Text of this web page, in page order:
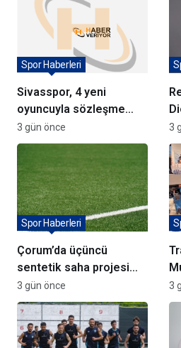
Sivasspor, 4 yeni
oyuncuyla sözleşme
imzaladı
Spor Haberleri
3 gün önce 3
Çorum’da üçüncü
sentetik saha projesi
için söz verildi
Spor Haberleri
3 gün önce 3